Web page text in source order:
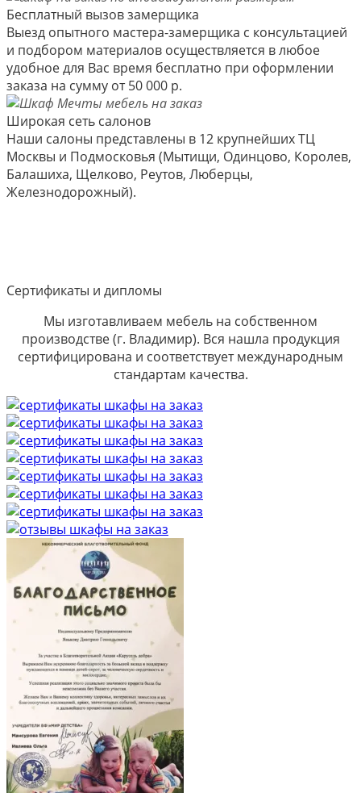
Бесплатный вызов замерщика
Выезд опытного мастера-замерщика с консультацией
и подбором материалов осуществляется в любое
удобное для Вас время бесплатно при оформлении
заказа на сумму от 50 000 р.
Широкая сеть салонов
Наши салоны представлены в 12 крупнейших ТЦ
Москвы и Подмосковья (Мытищи, Одинцово, Королев,
Балашиха, Щелково, Реутов, Люберцы,
Железнодорожный).
Сертификаты и дипломы
Мы изготавливаем мебель на собственном
производстве (г. Владимир). Вся нашла продукция
сертифицирована и соответствует международным
стандартам качества.